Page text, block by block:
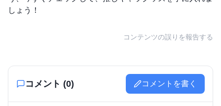
しょう！
コンテンツの誤りを報告する
コメント (0) コメントを書く